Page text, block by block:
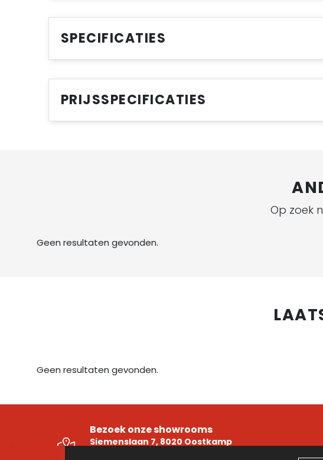
SPECIFICATIES
PRIJSSPECIFICATIES
Op zoek
Geen resultaten gevonden.
Geen resultaten gevonden.
Bezoek onze showrooms
Siemenslaan 7, 8020 Oostkamp